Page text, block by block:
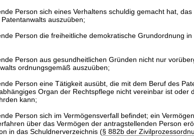
Person sich eines Verhaltens schuldig gemacht hat,
auszuüben;
Person die freiheitliche demokratische Grundordnung
Person aus gesundheitlichen Gründen nicht nur
ordnungsgemäß auszuüben;
Person eine Tätigkeit ausübt, die mit dem Beruf des
Organ der Rechtspflege nicht vereinbar ist oder
kann;
Person sich im Vermögensverfall befindet; ein
über das Vermögen der antragstellenden Person
in das Schuldnerverzeichnis (§ 882b der